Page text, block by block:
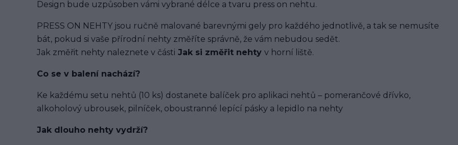
Design bude uzpůsoben vámi vybrané délce a tvaru press on nehtu.
PRESS ON NEHTY jsou ručně malované barevnými gely pro každého jednotlivě, a tak se nemusíte
bát, pokud si vaše přírodní nehty změříte správně, že vám nebudou sedět.
Jak změřit nehty naleznete v části Jak si změřit nehty v horní liště.
Co se v balení nachází?
Ke každému setu nehtů (10 ks) dostanete balíček pro aplikaci nehtů – pomerančové dřívko,
alkoholový ubrousek, pilníček, oboustranné lepící pásky a lepidlo na nehty
Jak dlouho nehty vydrží?